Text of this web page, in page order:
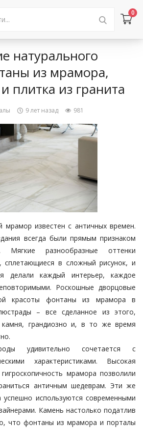
0
натурального
из мрамора,
плитка из гранита
9 лет назад 981
мрамор известен с античных времен.
всегда были прямым признаком
Мягкие разнообразные оттенки
сплетающиеся в сложный рисунок, и
делали каждый интерьер, каждое
Роскошные дворцовые
красоты фонтаны из мрамора в
– все сделанное из этого,
грандиозно и, в то же время
удивительно сочетается с
характеристиками. Высокая
мрамора позволили
античным шедеврам. Эти же
успешно используются современными
Камень настолько податлив
что фонтаны из мрамора и порталы